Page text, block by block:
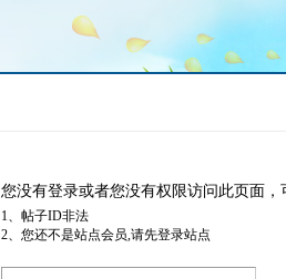
您没有登录或者您没有权限访问此页面
1、帖子ID非法
2、您还不是站点会员,请先登录站点